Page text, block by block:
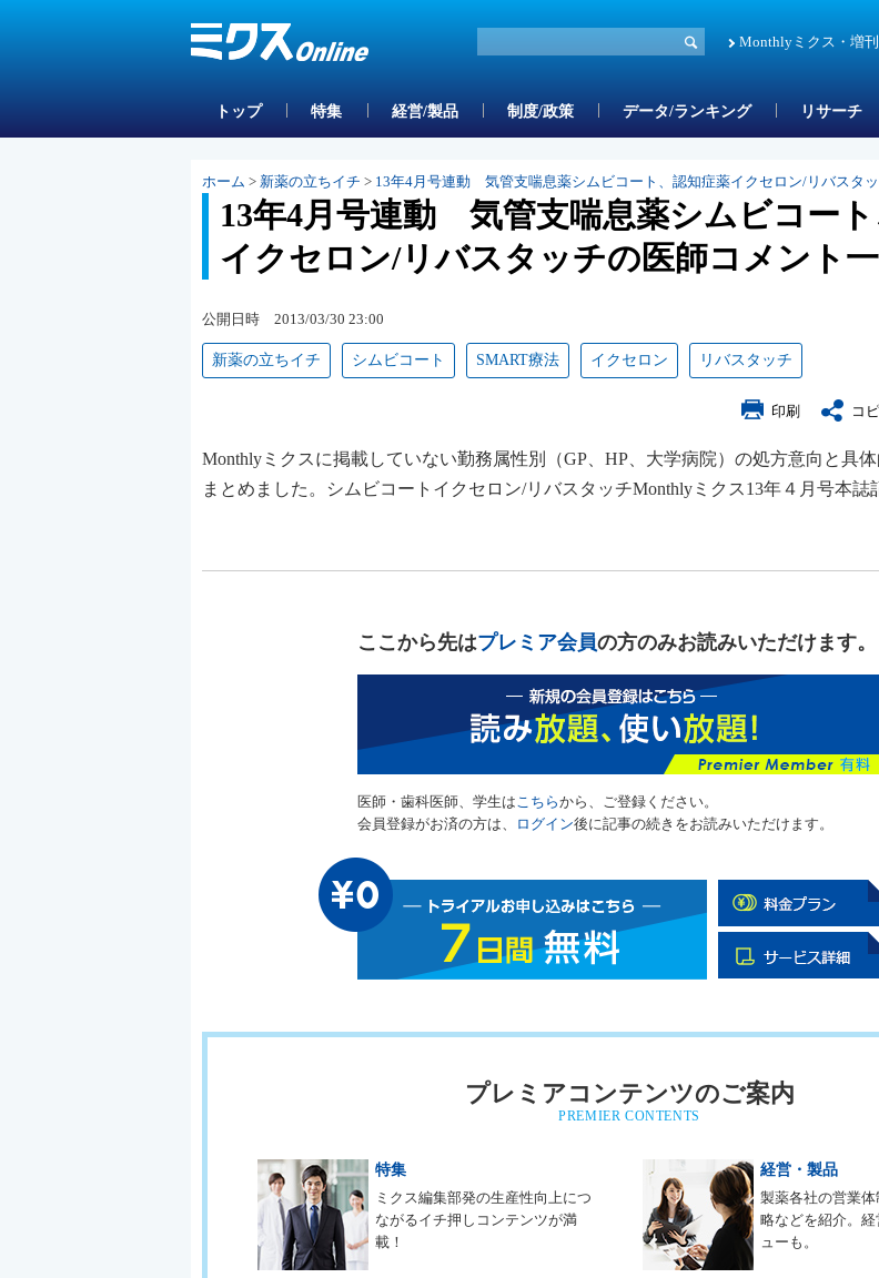
Monthlyミクス・増
トップ 特集 経営/製品 制度/政策 データ/ランキング リサーチ
ホーム > 新薬の立ちイチ > 13年4月号連動 気管支喘息薬シムビコート、認知症薬イクセロン/リバスタ
13年4月号連動 気管支喘息薬シムビコー
イクセロン/リバスタッチの医師コメント
公開日時 2013/03/30 23:00
新薬の立ちイチ シムビコート SMART療法 イクセロン リバスタッチ
印刷 コ
Monthlyミクスに掲載していない勤務属性別（GP、HP、大学病院）の処方意向と具
まとめました。シムビコートイクセロン/リバスタッチMonthlyミクス13年４月号本誌
ここから先はプレミア会員の方のみお読みいただけます。
医師・歯科医師、学生は こちらから、ご登録ください。
会員登録がお済の方は、
ログイン後に記事の続きをお読みいただけます。
プレミアコンテンツのご案内
PREMIER CONTENTS
特集
ミクス編集部発の生産性向上につ
ながるイチ押しコンテンツが満
載！
経営・製品
製薬各社の営業
略などを紹介。
ューも。